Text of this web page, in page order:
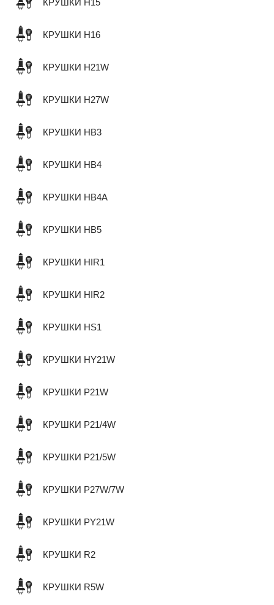
КРУШКИ H15
КРУШКИ H16
КРУШКИ H21W
КРУШКИ H27W
КРУШКИ HB3
КРУШКИ HB4
КРУШКИ HB4A
КРУШКИ HB5
КРУШКИ HIR1
КРУШКИ HIR2
КРУШКИ HS1
КРУШКИ HY21W
КРУШКИ P21W
КРУШКИ P21/4W
КРУШКИ P21/5W
КРУШКИ P27W/7W
КРУШКИ PY21W
КРУШКИ R2
КРУШКИ R5W